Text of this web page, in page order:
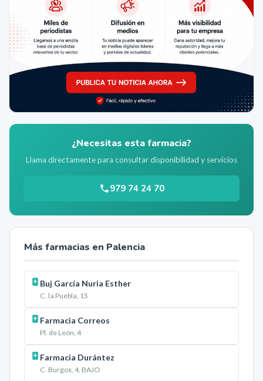
¿Necesitas esta farmacia?
Llama directamente para consultar disponibilidad y servicios
979 74 24 70
Más farmacias en Palencia
Buj García Nuria Esther
C. la Puebla, 15
Farmacia Correos
Pl. de León, 4
Farmacia Durántez
C. Burgos, 4, BAJO